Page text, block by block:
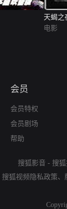
天蝎之
电影
会员
会员特权
会员剧场
帮助
搜狐影音 - 搜
搜狐视频隐私政策、